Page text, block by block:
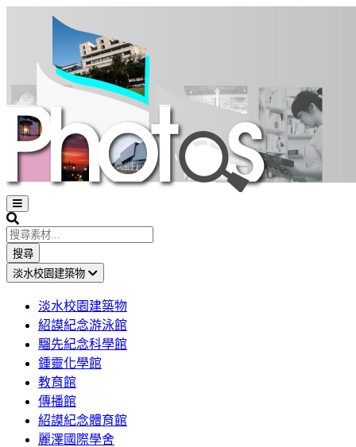
Open
sidebar
Search
搜尋
淡水校園建築物
淡水校園建築物
紹謨紀念游泳館
騮先紀念科學館
鍾靈化學館
教育館
傳播館
紹謨紀念體育館
麗澤國際學舍